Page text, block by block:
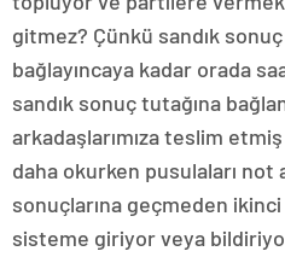
gitmez? Çünkü sandık
bağlayıncaya kadar orada
sandık sonuç tutağına
arkadaşlarımıza teslim
daha okurken pusulaları not
sonuçlarına geçmeden
sisteme giriyor veya